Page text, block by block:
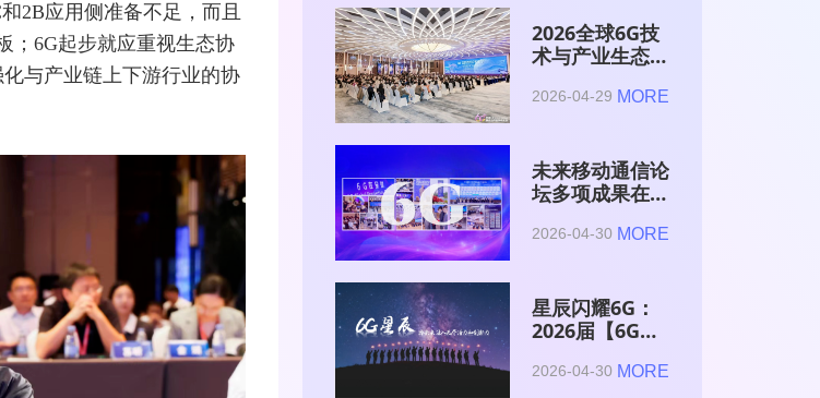
2B应用侧准备不足，而且
；6G起步就应重视生态协
与产业链上下游行业的协
2026全球6G技
术与产业生态大
2026-04-29 MORE
未来移动通信论
坛多项成果在
术与产业生态大
2026-04-30 MORE
星辰闪耀6G：
2026届【6G星
与博士获颁证书
2026-04-30 MORE